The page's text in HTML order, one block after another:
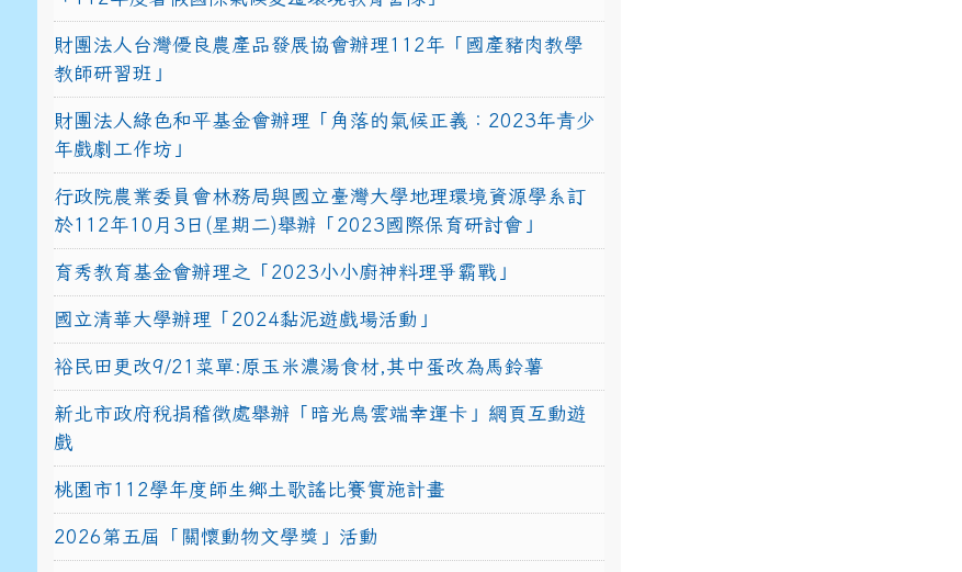
財團法人台灣優良農產品發展協會辦理112年「國產豬肉教學
教師研習班」
財團法人綠色和平基金會辦理「角落的氣候正義：2023年青少
年戲劇工作坊」
行政院農業委員會林務局與國立臺灣大學地理環境資源學系訂
於112年10月3日(星期二)舉辦「2023國際保育研討會」
育秀教育基金會辦理之「2023小小廚神料理爭霸戰」
國立清華大學辦理「2024黏泥遊戲場活動」
裕民田更改9/21菜單:原玉米濃湯食材,其中蛋改為馬鈴薯
新北市政府稅捐稽徵處舉辦「暗光鳥雲端幸運卡」網頁互動遊
戲
桃園市112學年度師生鄉土歌謠比賽實施計畫
2026第五屆「關懷動物文學獎」活動